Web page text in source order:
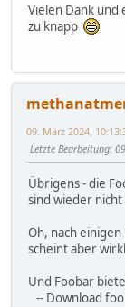
Vielen Dank und
zu knapp
09. März 2024,
Letzte Bearbeitung:
Übrigens - die
sind wieder
Oh, nach
scheint aber
Und Foobar
-- Download